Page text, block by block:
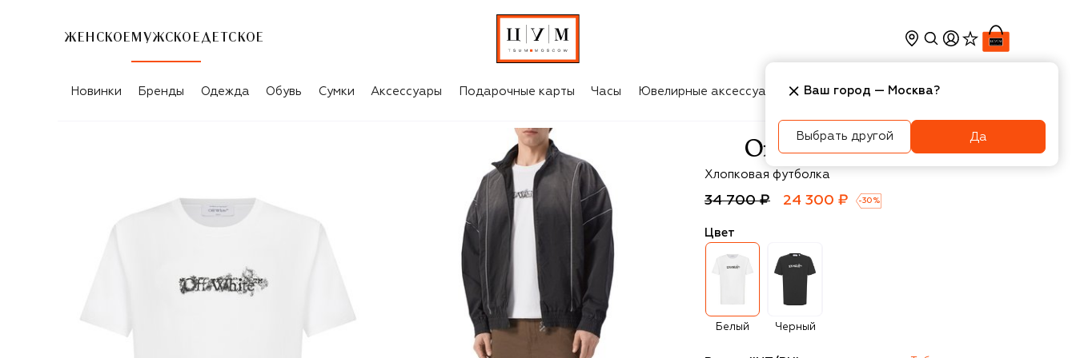
ЖЕНСКОЕ МУЖСКОЕ ДЕТСКОЕ
Новинки Бренды Одежда Обувь Сумки Аксессуары Подарочные карты Часы Ювелирные аксессуары Косметика Интерьер
Off-White
Хлопковая футболка
34 700 ₽ 24 300 ₽ -30 %
Цвет
Белый Черный
Ваш город — Москва?
Выбрать другой Да